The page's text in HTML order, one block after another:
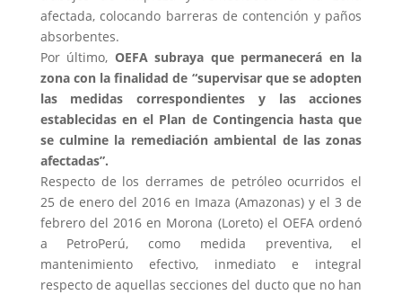
afectada, colocando barreras de contención y paños
absorbentes.
Por último, OEFA subraya que permanecerá en la
zona con la finalidad de “supervisar que se adopten
las medidas correspondientes y las acciones
establecidas en el Plan de Contingencia hasta que
se culmine la remediación ambiental de las zonas
afectadas”.
Respecto de los derrames de petróleo ocurridos el
25 de enero del 2016 en Imaza (Amazonas) y el 3 de
febrero del 2016 en Morona (Loreto) el OEFA ordenó
a PetroPerú, como medida preventiva, el
mantenimiento efectivo, inmediato e integral
respecto de aquellas secciones del ducto que no han